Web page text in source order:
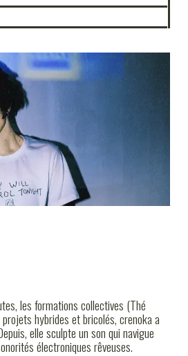
les formations collectives (Thé
hybrides et bricolés, crenoka a
elle sculpte un son qui navigue
électroniques rêveuses.